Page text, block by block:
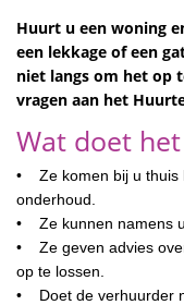
Huurt u een woning
een lekkage of een
niet langs om het op
vragen aan het
Wat doet
• Ze komen bij u thuis
onderhoud.
• Ze kunnen namens
• Ze geven advies
op te lossen.
• Doet de verhuurder